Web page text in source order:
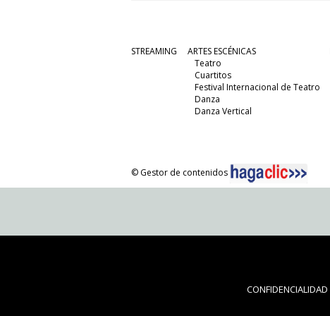
STREAMING
ARTES ESCÉNICAS
Teatro
Cuartitos
Festival Internacional de Teatro
Danza
Danza Vertical
© Gestor de contenidos
CONFIDENCIALIDAD